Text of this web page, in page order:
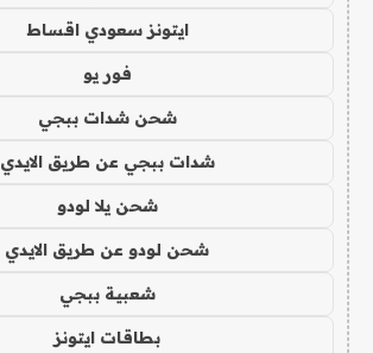
ايتونز سعودي اقساط
فور يو
شحن شدات ببجي
شدات ببجي عن طريق الايدي
شحن يلا لودو
شحن لودو عن طريق الايدي
شعبية ببجي
بطاقات ايتونز